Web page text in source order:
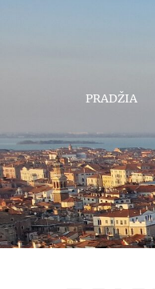
PRADŽIA